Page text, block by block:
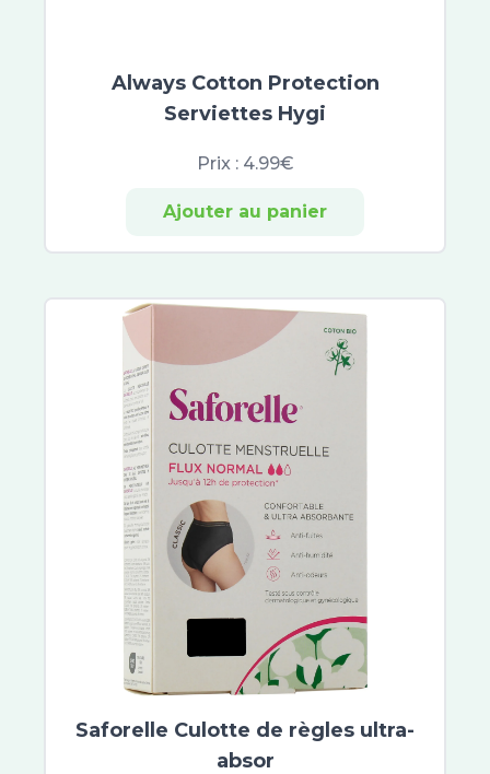
Spirial
Vichy Déodorants
Nuxe Men Boost
Inava
Botot
CB12
Elmex
Eludril
Listerine
Marvis
Meridol
Parodontax
Oral B
Gum
Parogencyl
TePe
Arthrodont
Regenerate
Always Cotton Protection
Serviettes Hygi
Prix : 4.99€
Ajouter au panier
Saforelle Culotte de règles ultra-
absor